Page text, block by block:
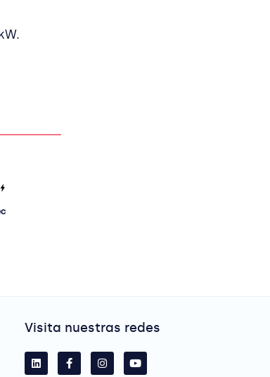
Visita nuestras redes